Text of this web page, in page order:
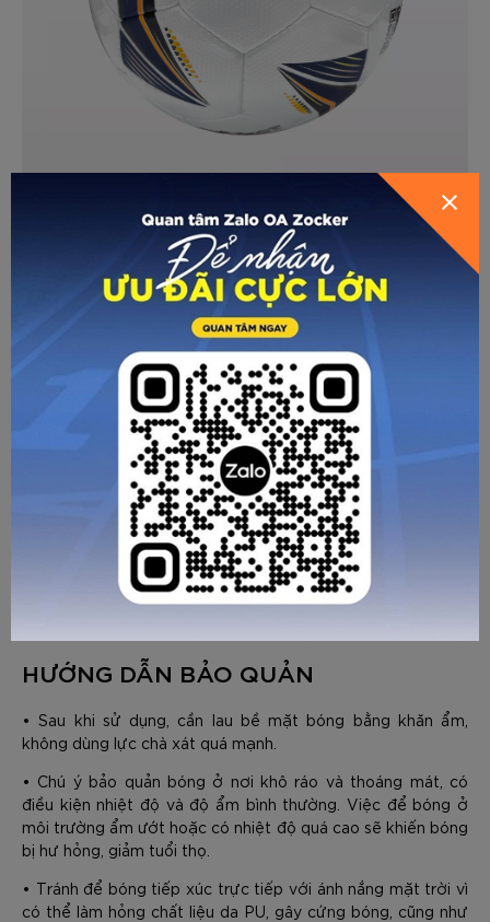
HƯỚNG DẪN BƠM BÓNG
Chuẩn bị dụng cụ: kim - bơm - đồng hồ đo áp suất
Bước 1: Cắm kim vuông góc với van.
Bước 2: Lưu ý cần bơm bóng từ từ, không được bơm đẩy
khí nhanh đột ngột dễ gây méo bóng, rạn bóng. Vừa bơm
vừa nắn xoay đều quả bóng. Không nên bơm bóng quá
căng ngay lần đầu, sẽ gây nặng bóng, quỹ đạo bóng không
Bước 3: Sử dụng đồng hồ đo áp suất để kiểm tra, áp suất
khí phù hợp nhất với bóng Zocker là từ 0,65 - 0,7.
Trong trường hợp không có đồng hồ, bơm từ từ đến khi ấn
ngón tay vào bề mặt bóng có độ lún nhất định (Vừa bơm
vừa cảm nhận đến khi có độ lún vừa phải phù hợp với lối
HƯỚNG DẪN BẢO QUẢN
• Sau khi sử dụng, cần lau bề mặt bóng bằng khăn ẩm,
không dùng lực chà xát quá mạnh.
• Chú ý bảo quản bóng ở nơi khô ráo và thoáng mát, có
điều kiện nhiệt độ và độ ẩm bình thường. Việc để bóng ở
môi trường ẩm ướt hoặc có nhiệt độ quá cao sẽ khiến bóng
bị hư hỏng, giảm tuổi thọ.
• Tránh để bóng tiếp xúc trực tiếp với ánh nắng mặt trời vì
có thể làm hỏng chất liệu da PU, gây cứng bóng, cũng như
HƯỚNG DẪN CHỌN SIZE
VẤN CHO BẠN
GỬI TƯ VẤN HỦY